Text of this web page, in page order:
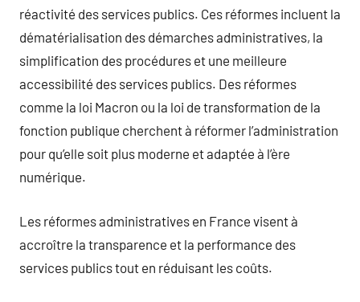
réactivité des services publics. Ces réformes incluent la
dématérialisation des démarches administratives, la
simplification des procédures et une meilleure
accessibilité des services publics. Des réformes
comme la loi Macron ou la loi de transformation de la
fonction publique cherchent à réformer l’administration
pour qu’elle soit plus moderne et adaptée à l’ère
numérique.
Les réformes administratives en France visent à
accroître la transparence et la performance des
services publics tout en réduisant les coûts.